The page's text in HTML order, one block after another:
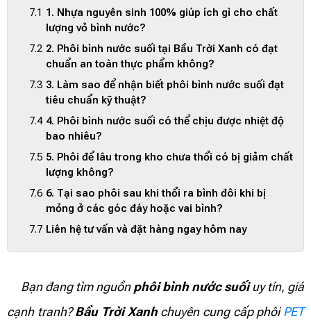
1. Nhựa nguyên sinh 100% giúp ích gì cho chất
lượng vỏ bình nước?
2. Phôi bình nước suối tại Bầu Trời Xanh có đạt
chuẩn an toàn thực phẩm không?
3. Làm sao để nhận biết phôi bình nước suối đạt
tiêu chuẩn kỹ thuật?
4. Phôi bình nước suối có thể chịu được nhiệt độ
bao nhiêu?
5. Phôi để lâu trong kho chưa thổi có bị giảm chất
lượng không?
6. Tại sao phôi sau khi thổi ra bình đôi khi bị
mỏng ở các góc đáy hoặc vai bình?
Liên hệ tư vấn và đặt hàng ngay hôm nay
Bạn đang tìm nguồnphôi bình nước suốiuy tín, giá
cạnh tranh?Bầu Trời Xanhchuyên cung cấp phôiPET